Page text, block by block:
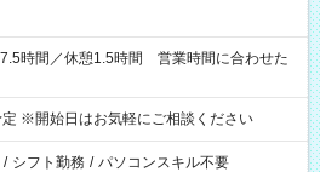
※開始日はお気軽にご相談ください
/ シフト勤務 / パソコンスキル不要